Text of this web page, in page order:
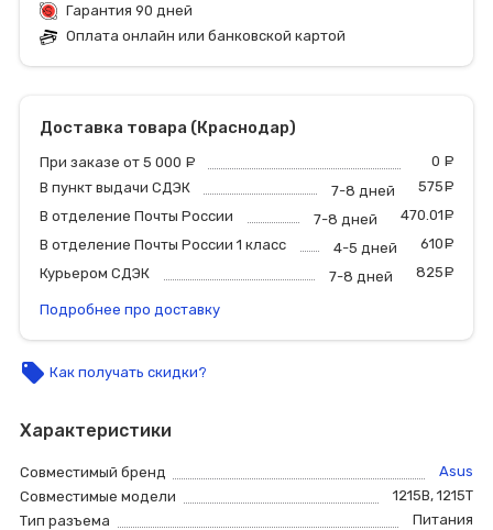
Гарантия 90 дней
Оплата онлайн или банковской картой
Доставка товара (Краснодар)
При заказе от 5 000 0
В пункт выдачи СДЭК
7-8 дней 575
В отделение Почты России
7-8 дней 470.01
В отделение Почты России 1 класс
4-5 дней 610
Курьером СДЭК
7-8 дней 825
Подробнее про доставку
local_offer Как получать скидки?
Характеристики
Совместимый бренд
Asus
Совместимые модели
1215B, 1215T
Тип разъема
Питания